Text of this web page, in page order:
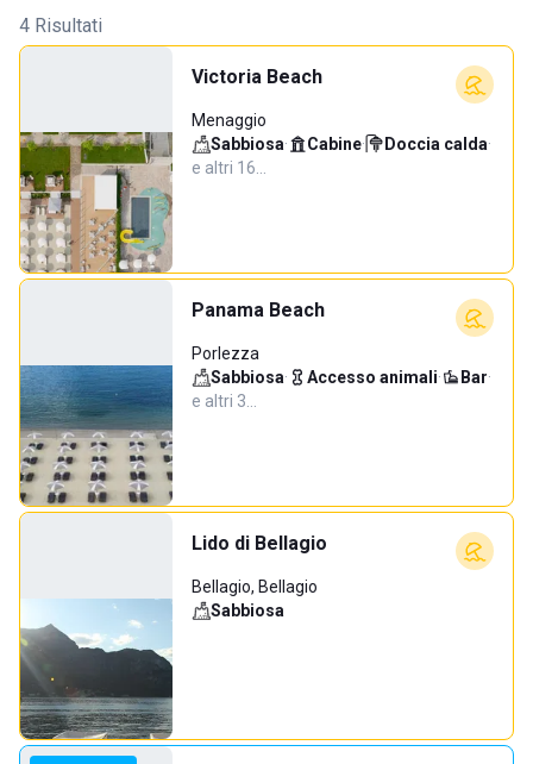
4 Risultati
Victoria Beach
Menaggio
Sabbiosa· Cabine· Doccia calda·
e altri 16…
Panama Beach
Porlezza
Sabbiosa· Accesso animali· Bar·
e altri 3…
Lido di Bellagio
Bellagio, Bellagio
Sabbiosa